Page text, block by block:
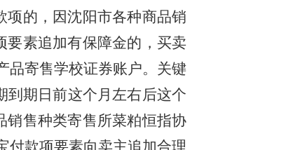
项的，因沈阳市各种商品销
要素追加有保障金的，买卖
品寄售学校证券账户。关键
到期日前这个月左右后这个
销售种类寄售所菜粕恒指协
付款项要素向卖主追加合理